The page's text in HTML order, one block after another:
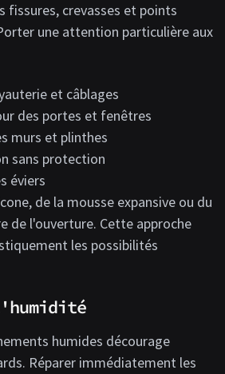
fissures, crevasses et points
une attention particulière aux
et câblages
des portes et fenêtres
murs et plinthes
sans protection
éviers
de la mousse expansive ou du
de l'ouverture. Cette approche
les possibilités
humides décourage
Réparer immédiatement les